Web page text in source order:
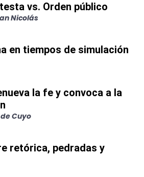
vs. Orden público
Nicolás
en tiempos de simulación
la fe y convoca a la
Cuyo
retórica, pedradas y